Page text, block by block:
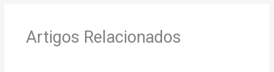
Artigos Relacionados